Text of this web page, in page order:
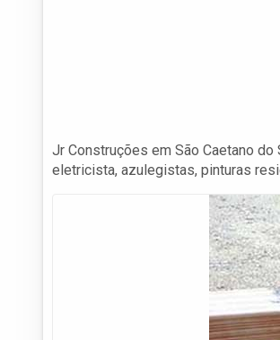
Jr Construções em São Caetano
eletricista, azulegistas, pinturas